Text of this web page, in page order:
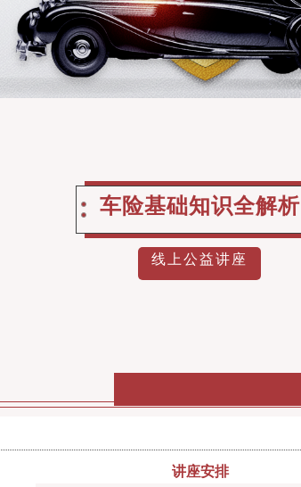
车险基础知识全解析
线上公益讲座
讲座安排